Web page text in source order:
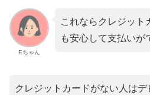
Eちゃん
これならクレジット
も安心して支払いが
クレジットカードがない人はデ